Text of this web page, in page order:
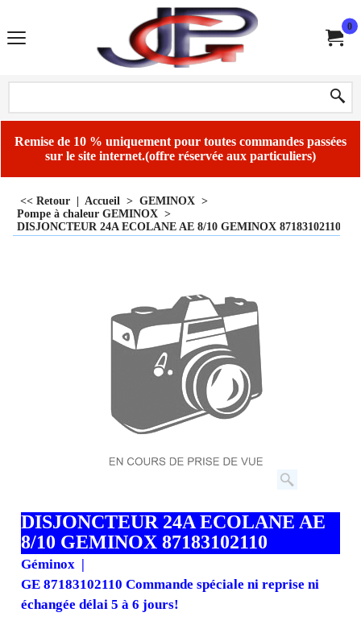
0
Remise de 10 % uniquement pour toutes commandes passées
sur le site internet.(offre réservée aux particuliers)
<< Retour Accueil > GEMINOX >
Pompe à chaleur GEMINOX >
DISJONCTEUR 24A ECOLANE AE 8/10 GEMINOX 87183102110
DISJONCTEUR 24A ECOLANE AE
8/10 GEMINOX 87183102110
Géminox
GE 87183102110 Commande spéciale ni reprise ni
échangée délai 5 à 6 jours!